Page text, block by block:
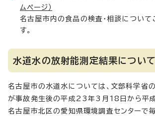
ムページ）
名古屋市内の食品の検査・相談について
す。
水道水の放射能測定結果について
名古屋市の水道水については、文部科学省
が事故発生後の平成23年3月18日から平
名古屋市北区の愛知県環境調査センターで